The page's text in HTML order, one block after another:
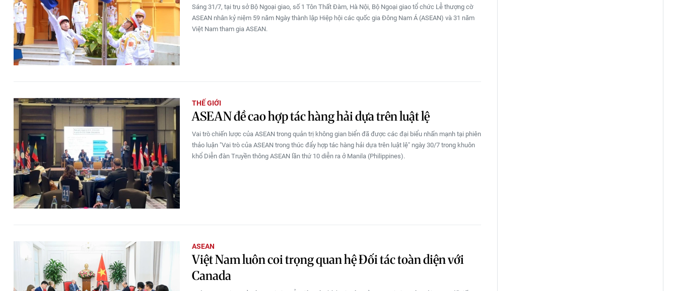
Sáng 31/7, tại trụ sở Bộ Ngoại giao, số 1 Tôn Thất Đàm, Hà Nội, Bộ Ngoại giao tổ chức Lễ thượng cờ
ASEAN nhân kỷ niệm 59 năm Ngày thành lập Hiệp hội các quốc gia Đông Nam Á (ASEAN) và 31 năm
Việt Nam tham gia ASEAN.
THẾ GIỚI
ASEAN đề cao hợp tác hàng hải dựa trên luật lệ
Vai trò chiến lược của ASEAN trong quản trị không gian biển đã được các đại biểu nhấn mạnh tại phiên
thảo luận "Vai trò của ASEAN trong thúc đẩy hợp tác hàng hải dựa trên luật lệ" ngày 30/7 trong khuôn
khổ Diễn đàn Truyền thông ASEAN lần thứ 10 diễn ra ở Manila (Philippines).
ASEAN
Việt Nam luôn coi trọng quan hệ Đối tác toàn diện với
Canada